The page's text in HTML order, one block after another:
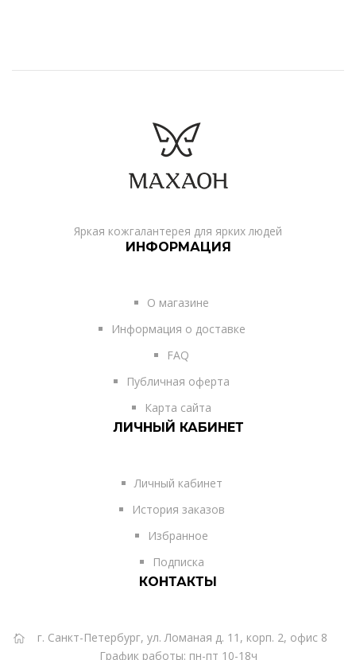
Яркая кожгалантерея для ярких людей
ИНФОРМАЦИЯ
О магазине
Информация о доставке
FAQ
Публичная оферта
Карта сайта
ЛИЧНЫЙ КАБИНЕТ
Личный кабинет
История заказов
Избранное
Подписка
КОНТАКТЫ
г. Санкт-Петербург, ул. Ломаная д. 11, корп. 2, офис 8
График работы: пн-пт 10-18ч